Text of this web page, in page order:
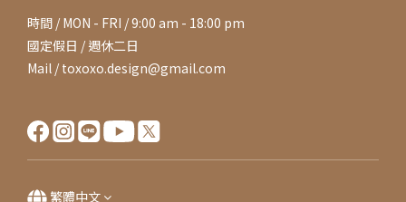
時間 / MON - FRI / 9:00 am - 18:00 pm
國定假日 / 週休二日
Mail / toxoxo.design@gmail.com
繁體中文